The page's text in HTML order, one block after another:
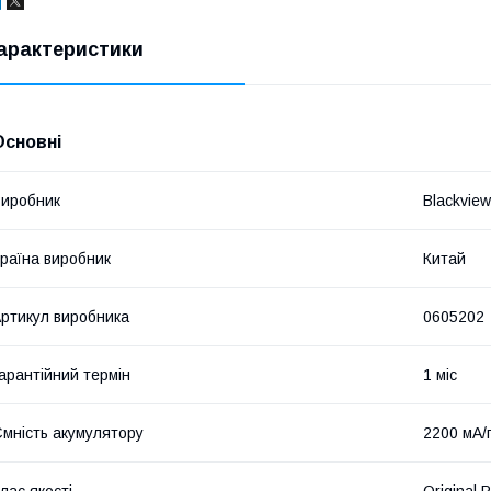
Blackview
виробник Китай
виробника 0605202
термін 1 міс
акумулятору 2200 мА/